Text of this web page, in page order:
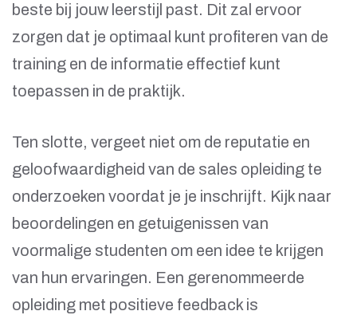
beste bij jouw leerstijl past. Dit zal ervoor
zorgen dat je optimaal kunt profiteren van de
training en de informatie effectief kunt
toepassen in de praktijk.
Ten slotte, vergeet niet om de reputatie en
geloofwaardigheid van de sales opleiding te
onderzoeken voordat je je inschrijft. Kijk naar
beoordelingen en getuigenissen van
voormalige studenten om een idee te krijgen
van hun ervaringen. Een gerenommeerde
opleiding met positieve feedback is